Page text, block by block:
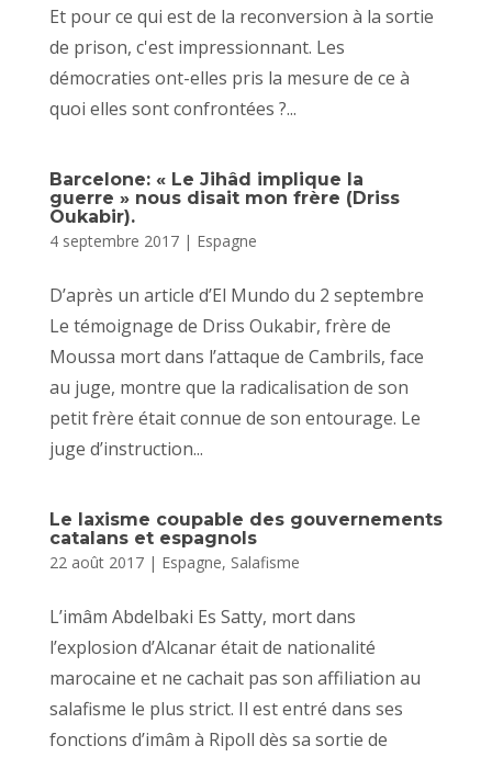
Et pour ce qui est de la reconversion à la sortie
de prison, c'est impressionnant. Les
démocraties ont-elles pris la mesure de ce à
quoi elles sont confrontées ?...
Barcelone: « Le Jihâd implique la
guerre » nous disait mon frère (Driss
Oukabir).
4 septembre 2017| Espagne
D’après un article d’El Mundo du 2 septembre
Le témoignage de Driss Oukabir, frère de
Moussa mort dans l’attaque de Cambrils, face
au juge, montre que la radicalisation de son
petit frère était connue de son entourage. Le
juge d’instruction...
Le laxisme coupable des gouvernements
catalans et espagnols
22 août 2017| Espagne, Salafisme
L’imâm Abdelbaki Es Satty, mort dans
l’explosion d’Alcanar était de nationalité
marocaine et ne cachait pas son affiliation au
salafisme le plus strict. Il est entré dans ses
fonctions d’imâm à Ripoll dès sa sortie de